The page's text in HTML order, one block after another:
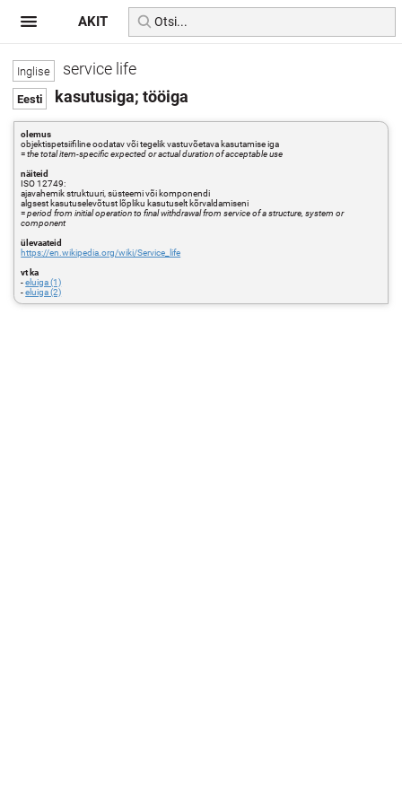
service life
kasutusiga; tööiga
olemus
objektispetsiifiline oodatav või tegelik vastuvõetava kasutamise iga
=the total item-specific expected or actual duration of acceptable use
näiteid
ISO 12749:
ajavahemik struktuuri, süsteemi või komponendi
algsest kasutuselevõtust lõpliku kasutuselt kõrvaldamiseni
=period from initial operation to final withdrawal from service of a structure, system or
component
ülevaateid
https://en.wikipedia.org/wiki/Service_life
vt ka
-eluiga (1)
-eluiga (2)
AKIT